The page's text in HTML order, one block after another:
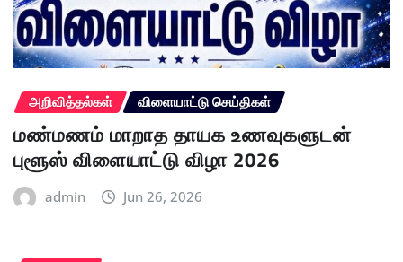
அறிவித்தல்கள் விளையாட்டு செய்திகள்
மண்மணம் மாறாத தாயக உணவுகளுடன்
புளூஸ் விளையாட்டு விழா 2026
admin Jun 26, 2026